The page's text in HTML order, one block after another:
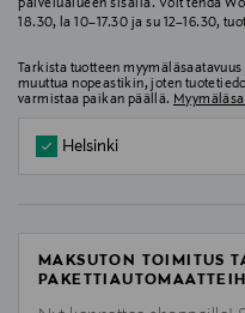
palvelualueen sisällä. Voit tehdä
18.30, la 10–17.30 ja su 12–16.30,
Tarkista tuotteen
muuttua nopeastikin, joten
varmistaa paikan päällä.
Helsinki
MAKSUTON TOIMITUS